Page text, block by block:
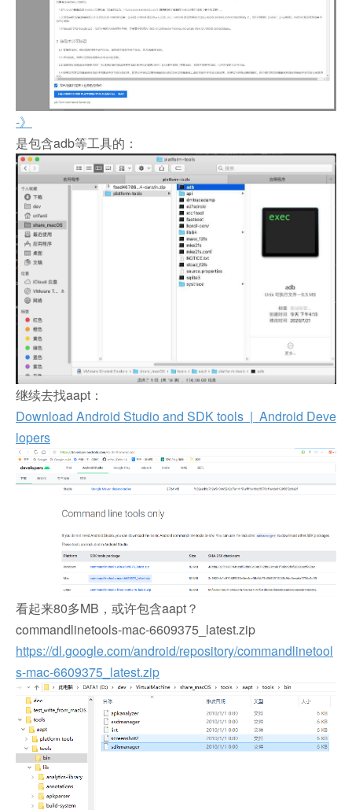
-》
是包含adb等工具的：
继续去找aapt：
Download Android Studio and SDK tools | Android Deve
lopers
看起来80多MB，或许包含aapt？
commandlinetools-mac-6609375_latest.zip
https://dl.google.com/android/repository/commandlinetool
s-mac-6609375_latest.zip